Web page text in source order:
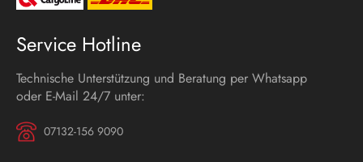
Service Hotline
Technische Unterstützung und Beratung per Whatsapp
oder E-Mail 24/7 unter:
07132-156 9090